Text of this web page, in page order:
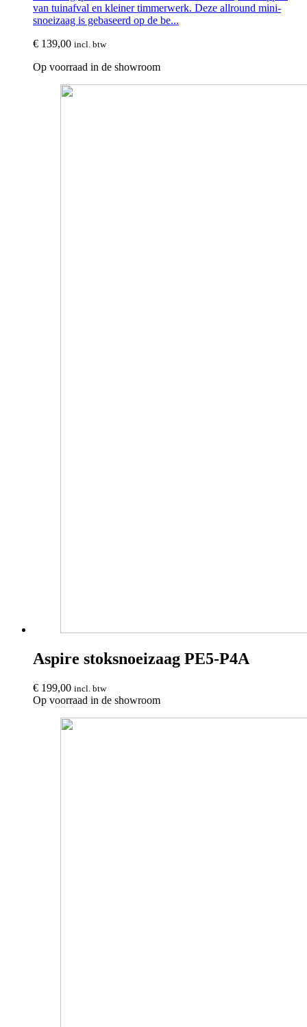
van tuinafval en kleiner timmerwerk. Deze allround mini-
snoeizaag is gebaseerd op de be...
€ 139,00 incl. btw
Op voorraad in de showroom
Aspire stoksnoeizaag PE5-P4A
€ 199,00 incl. btw
Op voorraad in de showroom